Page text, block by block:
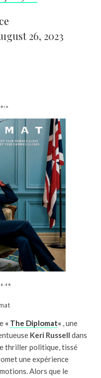
26, 2023
« The Diplomat« , une
Keri Russell dans
thriller politique, tissé
une expérience
Alors que le